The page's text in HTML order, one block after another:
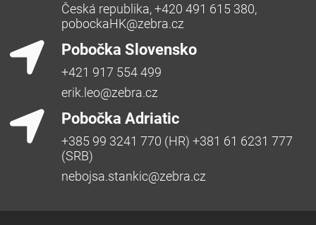
Česká republika, +420 491 615 380,
pobockaHK@zebra.cz
Pobočka Slovensko
+421 917 554 499
erik.leo@zebra.cz
Pobočka Adriatic
+385 99 3241 770 (HR) +381 61 6231 777
(SRB)
nebojsa.stankic@zebra.cz